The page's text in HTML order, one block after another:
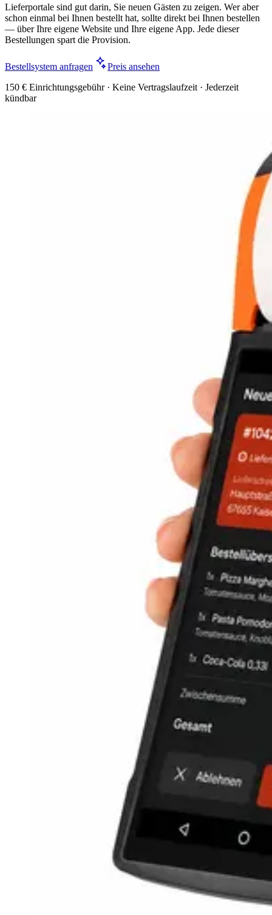
Lieferportale sind gut darin, Sie neuen Gästen zu zeigen. Wer aber
schon einmal bei Ihnen bestellt hat, sollte direkt bei Ihnen bestellen
— über Ihre eigene Website und Ihre eigene App. Jede dieser
Bestellungen spart die Provision.
Bestellsystem anfragen
Preis ansehen
150 € Einrichtungsgebühr · Keine Vertragslaufzeit · Jederzeit
kündbar